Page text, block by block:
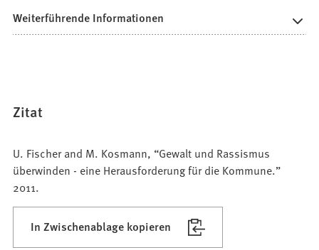
Weiterführende Informationen
Zitat
U. Fischer and M. Kosmann, “Gewalt und Rassismus
überwinden - eine Herausforderung für die Kommune.”
2011.
In Zwischenablage kopieren